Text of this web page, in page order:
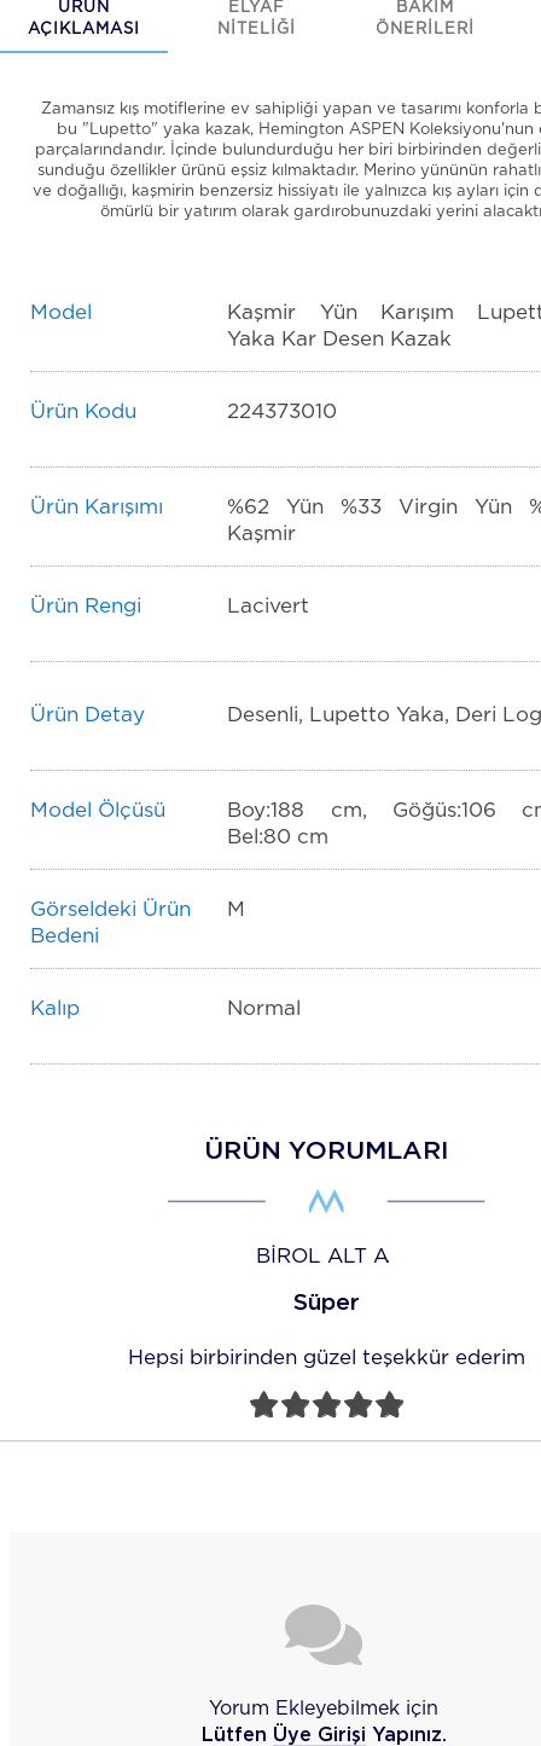
ÜRÜN
AÇIKLAMASI
ELYAF
NİTELİĞİ
BAKIM
ÖNERİLERİ
Zamansız kış motiflerine ev sahipliği yapan ve tasarımı konforla
bu "Lupetto" yaka kazak, Hemington ASPEN Koleksiyonu'nun
parçalarındandır. İçinde bulundurduğu her biri birbirinden
sunduğu özellikler ürünü eşsiz kılmaktadır. Merino yününün
ve doğallığı, kaşmirin benzersiz hissiyatı ile yalnızca kış ayları için
ömürlü bir yatırım olarak gardırobunuzdaki yerini
Model
Kaşmir Yün Karışım
Yaka Kar Desen Kazak
Ürün Kodu 224373010
Ürün Karışımı
%62 Yün %33 Virgin Yün
Kaşmir
Ürün Rengi Lacivert
Ürün Detay Desenli, Lupetto Yaka, Deri
Model Ölçüsü
Boy:188 cm, Göğüs:106
Bel:80 cm
Görseldeki Ürün
Bedeni
M
Kalıp Normal
ÜRÜN YORUMLARI
BIROL ALT
Süper
Hepsi birbirinden güzel teşekkür ederim
Yorum Ekleyebilmek için
Lütfen Üye Girişi Yapınız.